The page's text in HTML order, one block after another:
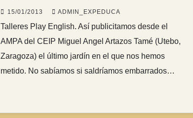
15/01/2013 ADMIN_EXPEDUCA
Talleres Play English. Así publicitamos desde el
AMPA del CEIP Miguel Angel Artazos Tamé (Utebo,
Zaragoza) el último jardín en el que nos hemos
metido. No sabíamos si saldríamos embarrados…